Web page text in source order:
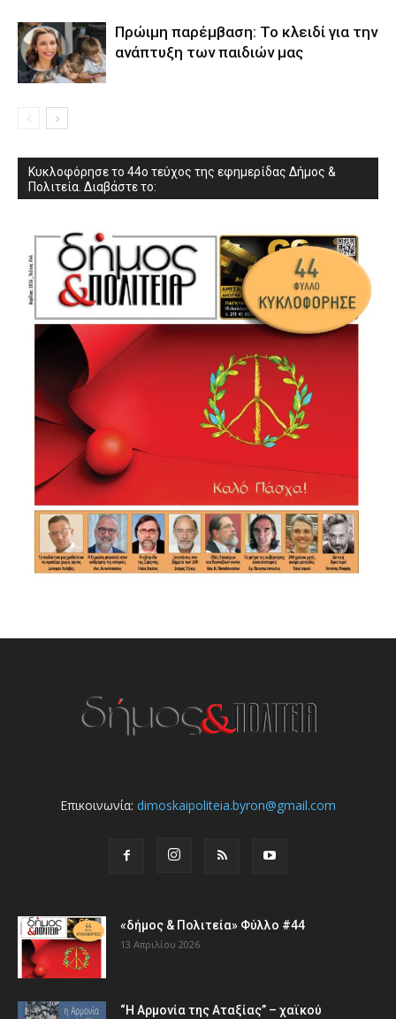
Πρώιμη παρέμβαση: Το κλειδί για την
ανάπτυξη των παιδιών µας
Κυκλοφόρησε το 44ο τεύχος της εφημερίδας Δήμος &
Πολιτεία. Διαβάστε το:
Επικοινωνία: dimoskaipoliteia.byron@gmail.com
«δήμος & Πολιτεία» Φύλλο #44
13 Απριλίου 2026
“Η Αρμονία της Αταξίας” – χαϊκού